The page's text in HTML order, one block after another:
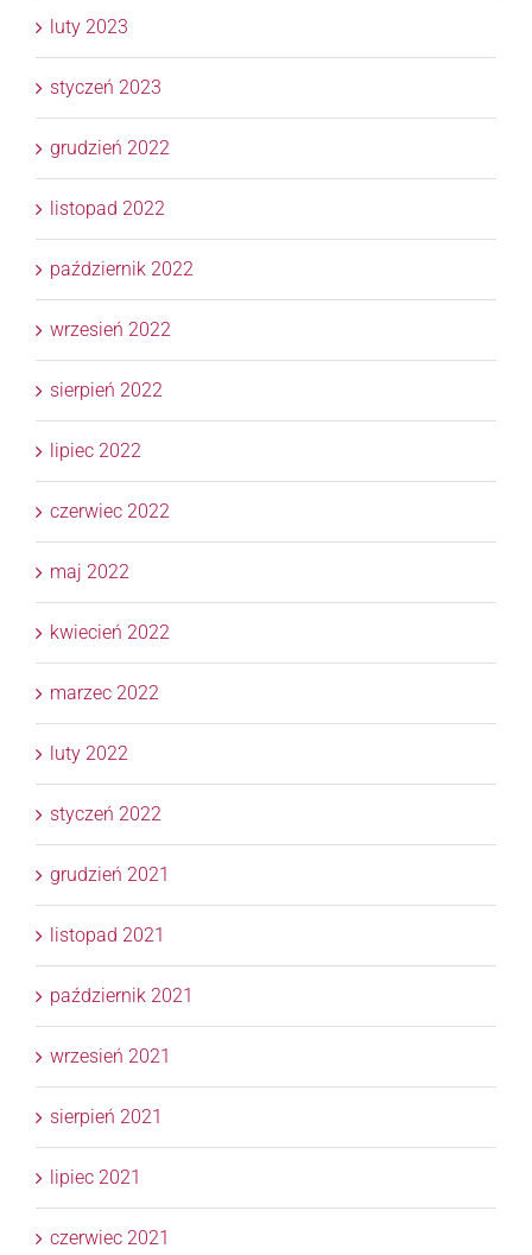
luty 2023
styczeń 2023
grudzień 2022
listopad 2022
październik 2022
wrzesień 2022
sierpień 2022
lipiec 2022
czerwiec 2022
maj 2022
kwiecień 2022
marzec 2022
luty 2022
styczeń 2022
grudzień 2021
listopad 2021
październik 2021
wrzesień 2021
sierpień 2021
lipiec 2021
czerwiec 2021